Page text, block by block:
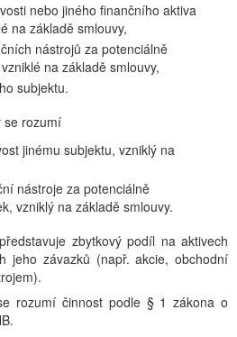
nebo jiného finančního aktiva
na základě smlouvy,
nástrojů za potenciálně
na základě smlouvy,
subjektu.
se rozumí
jinému subjektu, vzniklý na
nástroje za potenciálně
vzniklý na základě smlouvy.
zbytkový podíl na aktivech
jeho závazků (např. akcie, obchodní
rozumí činnost podle § 1 zákona o